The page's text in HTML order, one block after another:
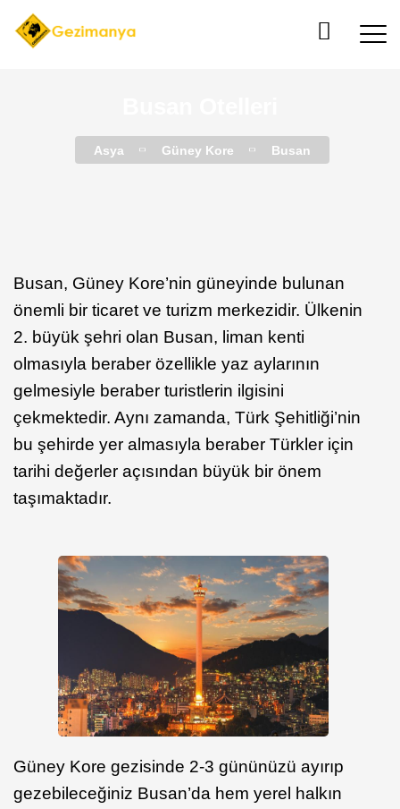
Asya Güney Kore Busan
Busan, Güney Kore’nin güneyinde bulunan
önemli bir ticaret ve turizm merkezidir. Ülkenin
2. büyük şehri olan Busan, liman kenti
olmasıyla beraber özellikle yaz aylarının
gelmesiyle beraber turistlerin ilgisini
çekmektedir. Aynı zamanda, Türk Şehitliği’nin
bu şehirde yer almasıyla beraber Türkler için
tarihi değerler açısından büyük bir önem
taşımaktadır.
Güney Kore gezisinde 2-3 gününüzü ayırıp
gezebileceğiniz Busan’da hem yerel halkın